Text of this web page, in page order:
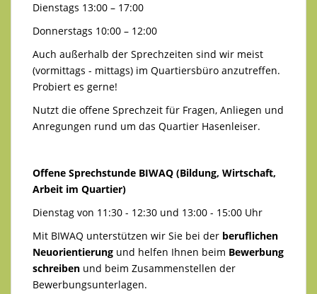
Dienstags 13:00 – 17:00
Donnerstags 10:00 – 12:00
Auch außerhalb der Sprechzeiten sind wir meist
(vormittags - mittags) im Quartiersbüro anzutreffen.
Probiert es gerne!
Nutzt die offene Sprechzeit für Fragen, Anliegen und
Anregungen rund um das Quartier Hasenleiser.
Offene Sprechstunde BIWAQ (Bildung, Wirtschaft,
Arbeit im Quartier)
Dienstag von 11:30 - 12:30 und 13:00 - 15:00 Uhr
Mit BIWAQ unterstützen wir Sie bei der beruflichen
Neuorientierung und helfen Ihnen beim Bewerbung
schreiben und beim Zusammenstellen der
Bewerbungsunterlagen.